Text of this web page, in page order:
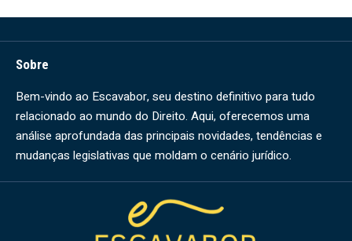
Sobre
Bem-vindo ao Escavabor, seu destino definitivo para tudo
relacionado ao mundo do Direito. Aqui, oferecemos uma
análise aprofundada das principais novidades, tendências e
mudanças legislativas que moldam o cenário jurídico.